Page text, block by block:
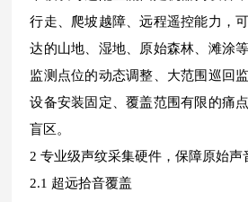
行走、爬坡越障、远程遥控能力，
达的山地、湿地、原始森林、滩涂
监测点位的动态调整、大范围巡回
设备安装固定、覆盖范围有限的痛
盲区。
2 专业级声纹采集硬件，保障原始声
2.1 超远拾音覆盖